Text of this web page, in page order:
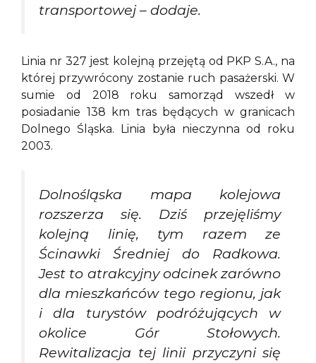
transportowej – dodaje.
Linia nr 327 jest kolejną przejętą od PKP S.A., na
której przywrócony zostanie ruch pasażerski. W
sumie od 2018 roku samorząd wszedł w
posiadanie 138 km tras będących w granicach
Dolnego Śląska. Linia była nieczynna od roku
2003.
Dolnośląska mapa kolejowa
rozszerza się. Dziś przejęliśmy
kolejną linię, tym razem ze
Ścinawki Średniej do Radkowa.
Jest to atrakcyjny odcinek zarówno
dla mieszkańców tego regionu, jak
i dla turystów podróżujących w
okolice Gór Stołowych.
Rewitalizacja tej linii przyczyni się